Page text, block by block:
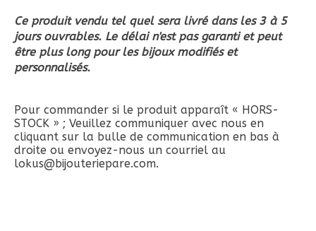
Ce produit vendu tel quel sera livré dans les 3 à 5
jours ouvrables. Le délai n'est pas garanti et peut
être plus long pour les bijoux modifiés et
personnalisés.
Pour commander si le produit apparaît « HORS-
STOCK » ; Veuillez communiquer avec nous en
cliquant sur la bulle de communication en bas à
droite ou envoyez-nous un courriel au
lokus@bijouteriepare.com.